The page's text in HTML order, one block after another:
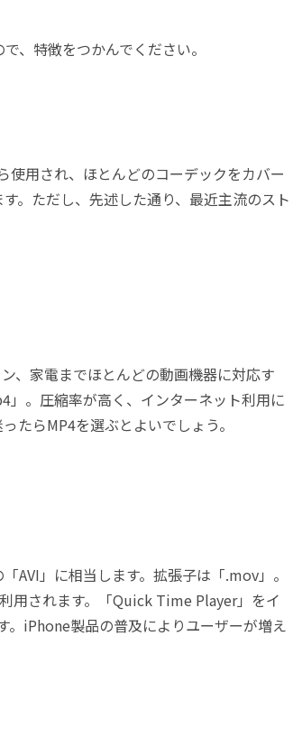
、特徴をつかんでください。
用され、ほとんどのコーデックをカバー
。ただし、先述した通り、最近主流のスト
、家電までほとんどの動画機器に対応す
」。圧縮率が高く、インターネット利用に
たらMP4を選ぶとよいでしょう。
AVI」に相当します。拡張子は「.mov」。
用されます。「Quick Time Player」をイ
iPhone製品の普及によりユーザーが増え